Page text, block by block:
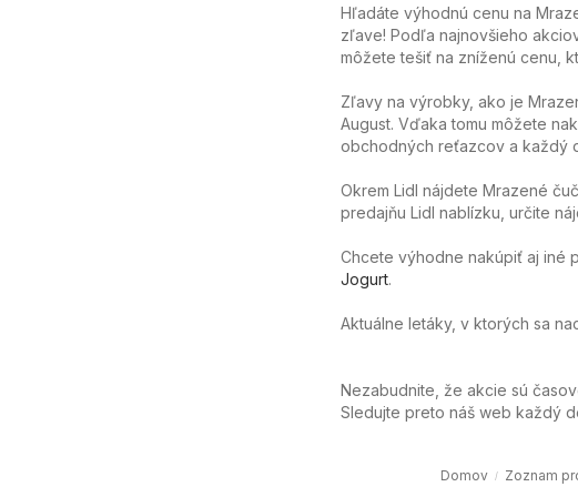
Hľadáte výhodnú cenu na
zľave! Podľa najnovšieho
môžete tešiť na zníženú cenu,
Zľavy na výrobky, ako je
August. Vďaka tomu môžete
obchodných reťazcov a každý
Okrem Lidl nájdete Mrazené
predajňu Lidl nablízku, určite
Chcete výhodne nakúpiť aj iné
Jogurt.
Aktuálne letáky, v ktorých sa
Nezabudnite, že akcie sú
Sledujte preto náš web každý
Domov Zoznam